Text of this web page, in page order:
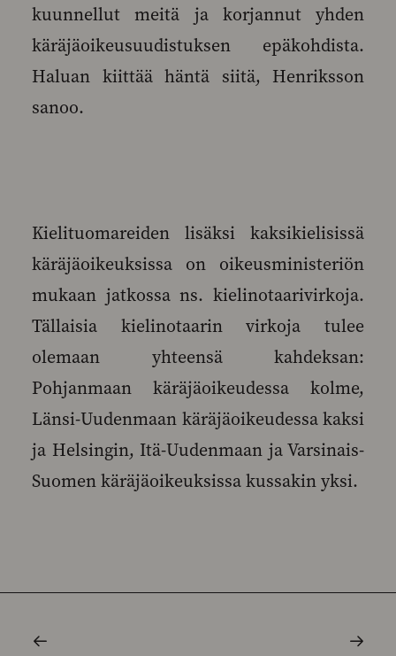
kuunnellut meitä ja korjannut yhden
käräjäoikeusuudistuksen epäkohdista.
Haluan kiittää häntä siitä, Henriksson
sanoo.
Kielituomareiden lisäksi kaksikielisissä
käräjäoikeuksissa on oikeusministeriön
mukaan jatkossa ns. kielinotaarivirkoja.
Tällaisia kielinotaarin virkoja tulee
olemaan yhteensä kahdeksan:
Pohjanmaan käräjäoikeudessa kolme,
Länsi-Uudenmaan käräjäoikeudessa kaksi
ja Helsingin, Itä-Uudenmaan ja Varsinais-
Suomen käräjäoikeuksissa kussakin yksi.